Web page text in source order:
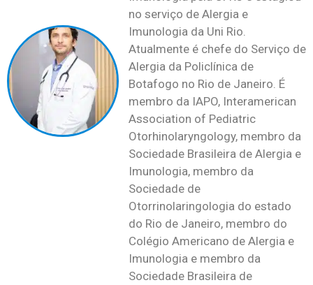
no serviço de Alergia e
Imunologia da Uni Rio.
Atualmente é chefe do Serviço de
Alergia da Policlínica de
Botafogo no Rio de Janeiro. É
membro da IAPO, Interamerican
Association of Pediatric
Otorhinolaryngology, membro da
Sociedade Brasileira de Alergia e
Imunologia, membro da
Sociedade de
Otorrinolaringologia do estado
do Rio de Janeiro, membro do
Colégio Americano de Alergia e
Imunologia e membro da
Sociedade Brasileira de